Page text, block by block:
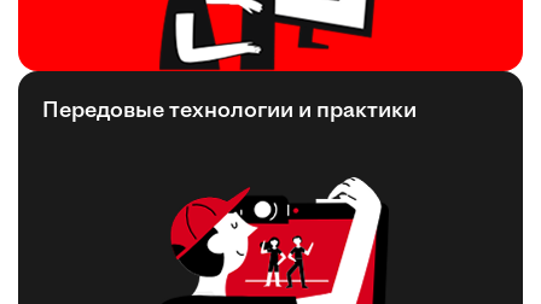
Передовые технологии и практики